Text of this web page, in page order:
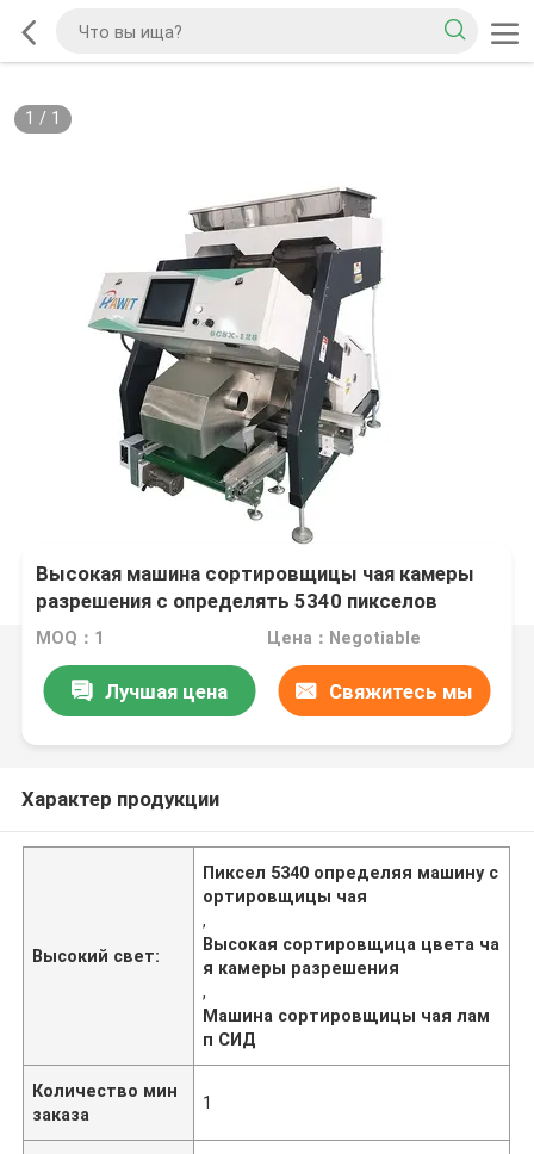
1 / 1
Высокая машина сортировщицы чая камеры
разрешения с определять 5340 пикселов
MOQ：1 Цена：Negotiable
Лучшая цена Свяжитесь мы
Характер продукции
Высокий свет:
Пиксел 5340 определяя машину с
ортировщицы чая
,
Высокая сортировщица цвета ча
я камеры разрешения
,
Машина сортировщицы чая лам
п СИД
Количество мин
заказа
1